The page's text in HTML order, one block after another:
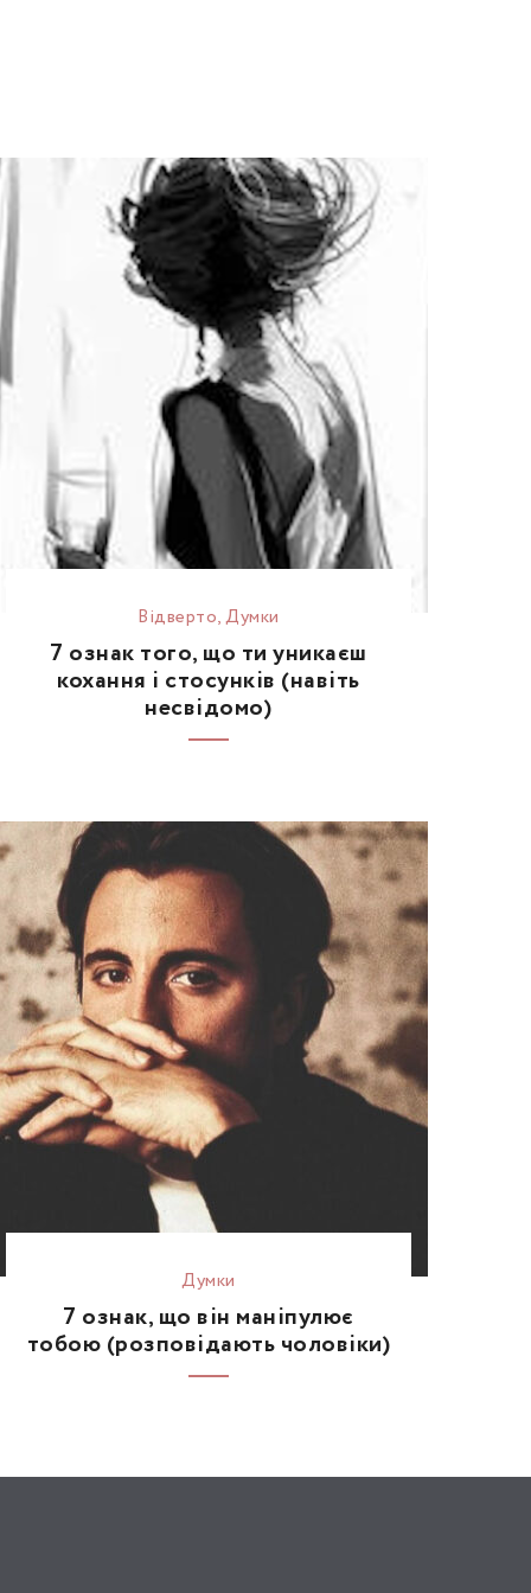
Відвертo,Думки
7 ознак того, що ти уникаєш
кохання і стосунків (навіть
несвідомо)
Думки
7 ознак, що він маніпулює
тобою (розповідають чоловіки)